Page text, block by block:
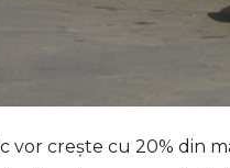
crește cu 20% din